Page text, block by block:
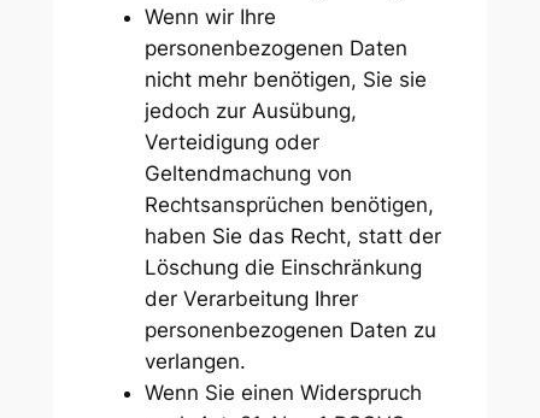
Wenn wir Ihre
personenbezogenen Daten
nicht mehr benötigen, Sie sie
jedoch zur Ausübung,
Verteidigung oder
Geltendmachung von
Rechtsansprüchen benötigen,
haben Sie das Recht, statt der
Löschung die Einschränkung
der Verarbeitung Ihrer
personenbezogenen Daten zu
verlangen.
Wenn Sie einen Widerspruch